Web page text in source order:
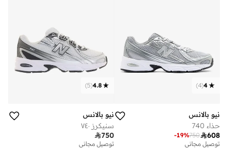
4
(
4
)
نيو بالانس
حذاء 740
608
750
-19%
توصيل مجاني
4.8
(
5
)
نيو بالانس
سنيكرز ٧٤٠
750
توصيل مجاني